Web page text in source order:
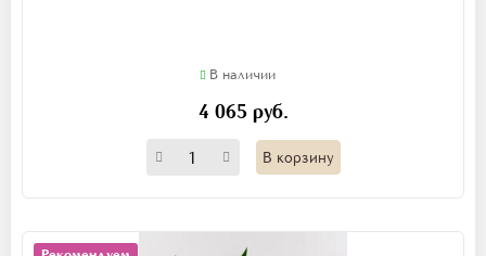
В наличии
4 065 руб.
В корзину